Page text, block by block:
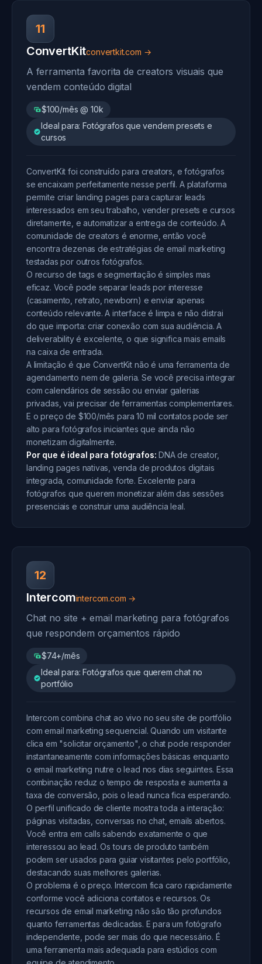
11
ConvertKitconvertkit.com →
A ferramenta favorita de creators visuais que
vendem conteúdo digital
$100/mês @ 10k
Ideal para: Fotógrafos que vendem presets e
cursos
ConvertKit foi construído para creators, e fotógrafos
se encaixam perfeitamente nesse perfil. A plataforma
permite criar landing pages para capturar leads
interessados em seu trabalho, vender presets e cursos
diretamente, e automatizar a entrega de conteúdo. A
comunidade de creators é enorme, então você
encontra dezenas de estratégias de email marketing
testadas por outros fotógrafos.
O recurso de tags e segmentação é simples mas
eficaz. Você pode separar leads por interesse
(casamento, retrato, newborn) e enviar apenas
conteúdo relevante. A interface é limpa e não distrai
do que importa: criar conexão com sua audiência. A
deliverability é excelente, o que significa mais emails
na caixa de entrada.
A limitação é que ConvertKit não é uma ferramenta de
agendamento nem de galeria. Se você precisa integrar
com calendários de sessão ou enviar galerias
privadas, vai precisar de ferramentas complementares.
E o preço de $100/mês para 10 mil contatos pode ser
alto para fotógrafos iniciantes que ainda não
monetizam digitalmente.
Por que é ideal para fotógrafos: DNA de creator,
landing pages nativas, venda de produtos digitais
integrada, comunidade forte. Excelente para
fotógrafos que querem monetizar além das sessões
presenciais e construir uma audiência leal.
12
Intercomintercom.com →
Chat no site + email marketing para fotógrafos
que respondem orçamentos rápido
$74+/mês
Ideal para: Fotógrafos que querem chat no
portfólio
Intercom combina chat ao vivo no seu site de portfólio
com email marketing sequencial. Quando um visitante
clica em "solicitar orçamento", o chat pode responder
instantaneamente com informações básicas enquanto
o email marketing nutre o lead nos dias seguintes. Essa
combinação reduz o tempo de resposta e aumenta a
taxa de conversão, pois o lead nunca fica esperando.
O perfil unificado de cliente mostra toda a interação:
páginas visitadas, conversas no chat, emails abertos.
Você entra em calls sabendo exatamente o que
interessou ao lead. Os tours de produto também
podem ser usados para guiar visitantes pelo portfólio,
destacando suas melhores galerias.
O problema é o preço. Intercom fica caro rapidamente
conforme você adiciona contatos e recursos. Os
recursos de email marketing não são tão profundos
quanto ferramentas dedicadas. E para um fotógrafo
independente, pode ser mais do que necessário. É
uma ferramenta mais adequada para estúdios com